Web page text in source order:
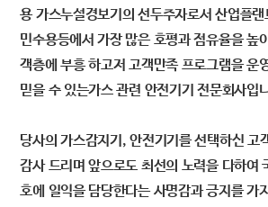
용 가스누설경보기의 선두주자로서 산업플
민수용등에서 가장 많은 호평과 점유율을 높
객층에 부흥 하고저 고객만족 프로그램을 운
믿을 수 있는가스 관련 안전기기 전문회사입
당사의 가스감지기, 안전기기를 선택하신 고
감사 드리며 앞으로도 최선의 노력을 다하여
호에 일익을 담당한다는 사명감과 긍지를 가